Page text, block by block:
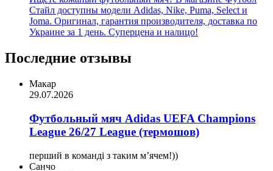
Стайл доступны модели Adidas, Nike, Puma, Select и
Joma. Оригинал, гарантия производителя, доставка по
Украине за 1 день. Суперцена и налицо!
Последние отзывы
Макар
29.07.2026
Футбольный мяч Adidas UEFA Champions
League 26/27 League (термошов)
перший в команді з таким мʼячем!))
Санчо